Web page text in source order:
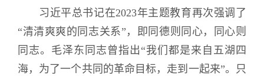
习近平总书记在2023年主题教育再次强调了
“清清爽爽的同志关系”，即同德则同心，同心则
同志。毛泽东同志曾指出“我们都是来自五湖四
海，为了一个共同的革命目标，走到一起来”。只